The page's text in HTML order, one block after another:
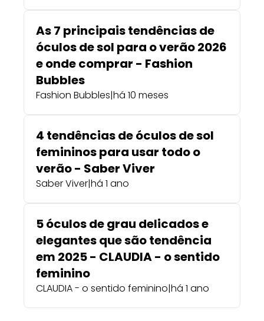
As 7 principais tendências de
óculos de sol para o verão 2026
e onde comprar - Fashion
Bubbles
Fashion Bubbles|há 10 meses
4 tendências de óculos de sol
femininos para usar todo o
verão - Saber Viver
Saber Viver|há 1 ano
5 óculos de grau delicados e
elegantes que são tendência
em 2025 - CLAUDIA - o sentido
feminino
CLAUDIA - o sentido feminino|há 1 ano